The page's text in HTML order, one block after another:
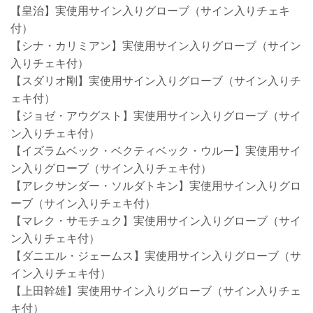
【皇治】実使用サイン入りグローブ（サイン入りチェキ
付）
【シナ・カリミアン】実使用サイン入りグローブ（サイン
入りチェキ付）
【スダリオ剛】実使用サイン入りグローブ（サイン入りチ
ェキ付）
【ジョゼ・アウグスト】実使用サイン入りグローブ（サイ
ン入りチェキ付）
【イズラムベック・ベクティベック・ウルー】実使用サイ
ン入りグローブ（サイン入りチェキ付）
【アレクサンダー・ソルダトキン】実使用サイン入りグロ
ーブ（サイン入りチェキ付）
【マレク・サモチュク】実使用サイン入りグローブ（サイ
ン入りチェキ付）
【ダニエル・ジェームス】実使用サイン入りグローブ（サ
イン入りチェキ付）
【上田幹雄】実使用サイン入りグローブ（サイン入りチェ
キ付）